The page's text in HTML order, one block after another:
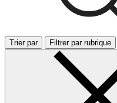
Trier par Filtrer par rubrique